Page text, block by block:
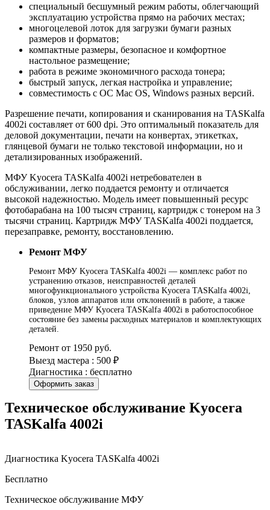
специальный бесшумный режим работы, облегчающий
эксплуатацию устройства прямо на рабочих местах;
многоцелевой лоток для загрузки бумаги разных
размеров и форматов;
компактные размеры, безопасное и комфортное
настольное размещение;
работа в режиме экономичного расхода тонера;
быстрый запуск, легкая настройка и управление;
совместимость с ОС Mac OS, Windows разных версий.
Разрешение печати, копирования и сканирования на TASKalfa
4002i составляет от 600 dpi. Это оптимальный показатель для
деловой документации, печати на конвертах, этикетках,
глянцевой бумаги не только текстовой информации, но и
детализированных изображений.
МФУ Kyocera TASKalfa 4002i нетребователен в
обслуживании, легко поддается ремонту и отличается
высокой надежностью. Модель имеет повышенный ресурс
фотобарабана на 100 тысяч страниц, картридж с тонером на 3
тысячи страниц. Картридж МФУ TASKalfa 4002i поддается,
перезаправке, ремонту, восстановлению.
Ремонт МФУ
Ремонт МФУ Kyocera TASKalfa 4002i — комплекс работ по
устранению отказов, неисправностей деталей
многофункционального устройства Kyocera TASKalfa 4002i,
блоков, узлов аппаратов или отклонений в работе, а также
приведение МФУ Kyocera TASKalfa 4002i в работоспособное
состояние без замены расходных материалов и комплектующих
деталей.
Ремонт от 1950 руб.
Выезд мастера : 500 ₽
Диагностика : бесплатно
Оформить заказ
Техническое обслуживание Kyocera
TASKalfa 4002i
Диагностика Kyocera TASKalfa 4002i
Бесплатно
Техническое обслуживание МФУ